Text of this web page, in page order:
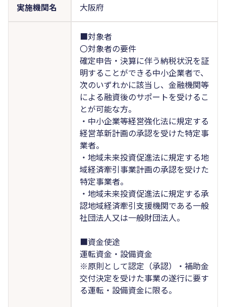
実施機関名 大阪府
■対象者
〇対象者の要件
確定申告・決算に伴う納税状況を証
明することができる中小企業者で、
次のいずれかに該当し、金融機関等
による融資後のサポートを受けるこ
とが可能な方。
・中小企業等経営強化法に規定する
経営革新計画の承認を受けた特定事
業者。
・地域未来投資促進法に規定する地
域経済牽引事業計画の承認を受けた
特定事業者。
・地域未来投資促進法に規定する承
認地域経済牽引支援機関である一般
社団法人又は一般財団法人。
■資金使途
運転資金・設備資金
※原則として認定（承認）・補助金
交付決定を受けた事業の遂行に要す
る運転・設備資金に限る。